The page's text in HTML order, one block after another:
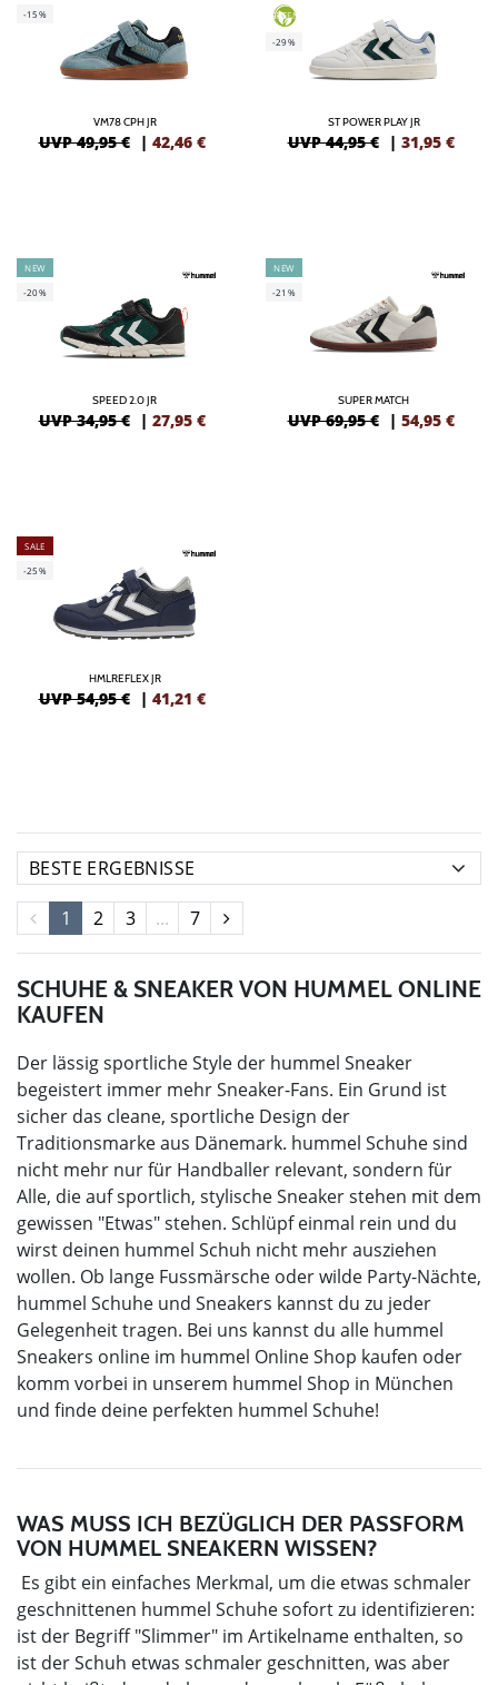
-15%
VM78 CPH JR
UVP 49,95 € | 42,46 €
GREEN
-29%
ST POWER PLAY JR
UVP 44,95 € | 31,95 €
NEW
-20%
SPEED 2.0 JR
UVP 34,95 € | 27,95 €
NEW
-21%
SUPER MATCH
UVP 69,95 € | 54,95 €
SALE
-25%
HMLREFLEX JR
UVP 54,95 € | 41,21 €
1 2 3 ... 7
SCHUHE & SNEAKER VON HUMMEL ONLINE
KAUFEN
Der lässig sportliche Style der hummel Sneaker
begeistert immer mehr Sneaker-Fans. Ein Grund ist
sicher das cleane, sportliche Design der
Traditionsmarke aus Dänemark. hummel Schuhe sind
nicht mehr nur für Handballer relevant, sondern für
Alle, die auf sportlich, stylische Sneaker stehen mit dem
gewissen "Etwas" stehen. Schlüpf einmal rein und du
wirst deinen hummel Schuh nicht mehr ausziehen
wollen. Ob lange Fussmärsche oder wilde Party-Nächte,
hummel Schuhe und Sneakers kannst du zu jeder
Gelegenheit tragen. Bei uns kannst du alle hummel
Sneakers online im hummel Online Shop kaufen oder
komm vorbei in unserem hummel Shop in München
und finde deine perfekten hummel Schuhe!
WAS MUSS ICH BEZÜGLICH DER PASSFORM
VON HUMMEL SNEAKERN WISSEN?
Es gibt ein einfaches Merkmal, um die etwas schmaler
geschnittenen hummel Schuhe sofort zu identifizieren:
ist der Begriff "Slimmer" im Artikelname enthalten, so
ist der Schuh etwas schmaler geschnitten, was aber